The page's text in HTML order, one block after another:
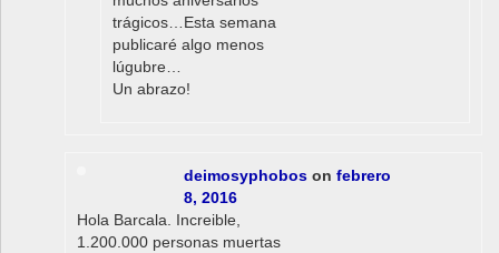
trágicos…Esta semana
publicaré algo menos
lúgubre…
Un abrazo!
deimosyphoboson febrero
8, 2016
Hola Barcala. Increible,
1.200.000 personas muertas